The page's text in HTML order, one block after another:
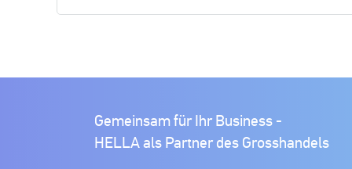
Gemeinsam für Ihr Business -
HELLA als Partner des Grosshandels